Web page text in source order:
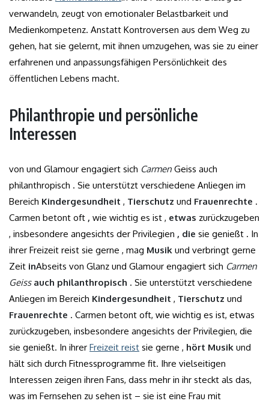
verwandeln, zeugt von emotionaler Belastbarkeit und
Medienkompetenz. Anstatt Kontroversen aus dem Weg zu
gehen, hat sie gelernt, mit ihnen umzugehen, was sie zu einer
erfahrenen und anpassungsfähigen Persönlichkeit des
öffentlichen Lebens macht.
Philanthropie und persönliche
Interessen
von und Glamour engagiert sich Carmen Geiss auch
philanthropisch . Sie unterstützt verschiedene Anliegen im
Bereich Kindergesundheit , Tierschutz und Frauenrechte .
Carmen betont oft , wie wichtig es ist , etwas zurückzugeben
, insbesondere angesichts der Privilegien , die sie genießt . In
ihrer Freizeit reist sie gerne , mag Musik und verbringt gerne
Zeit inAbseits von Glanz und Glamour engagiert sich Carmen
Geissauch philanthropisch . Sie unterstützt verschiedene
Anliegen im Bereich Kindergesundheit , Tierschutz und
Frauenrechte . Carmen betont oft, wie wichtig es ist, etwas
zurückzugeben, insbesondere angesichts der Privilegien, die
sie genießt. In ihrer Freizeit reist sie gerne , hört Musik und
hält sich durch Fitnessprogramme fit. Ihre vielseitigen
Interessen zeigen ihren Fans, dass mehr in ihr steckt als das,
was im Fernsehen zu sehen ist – sie ist eine Frau mit